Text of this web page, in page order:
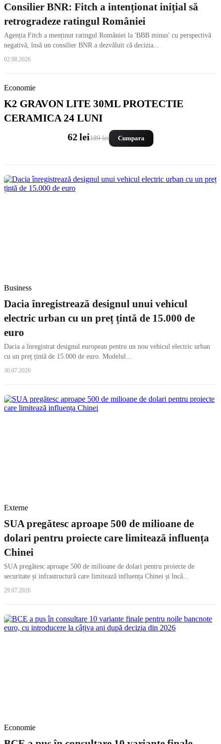
Consilier BNR: Fitch a intenționat inițial să
retrogradeze ratingul României
Agenția Fitch a menținut ratingul României la 'BBB minus' cu perspectivă
negativă, însă un consilier BNR a dezvăluit că decizia...
02.08.2026
Economie
K2 GRAVON LITE 30ML PROTECTIE
CERAMICA 24 LUNI
62 lei189 lei Cumpara
Business
Dacia înregistrează designul unui vehicul
electric urban cu un preț țintă de 15.000 de
euro
Dacia a înregistrat designul european pentru un nou vehicul electric urban
cu un preț țintă de 15.000 de euro. Modelul...
30.07.2026
Externe
SUA pregătesc aproape 500 de milioane de
dolari pentru proiecte care limitează influența
Chinei
SUA pregătesc aproape 500 de milioane de dolari pentru proiecte de
securitate și infrastructură care limitează influența Chinei și încă...
29.07.2026
Economie